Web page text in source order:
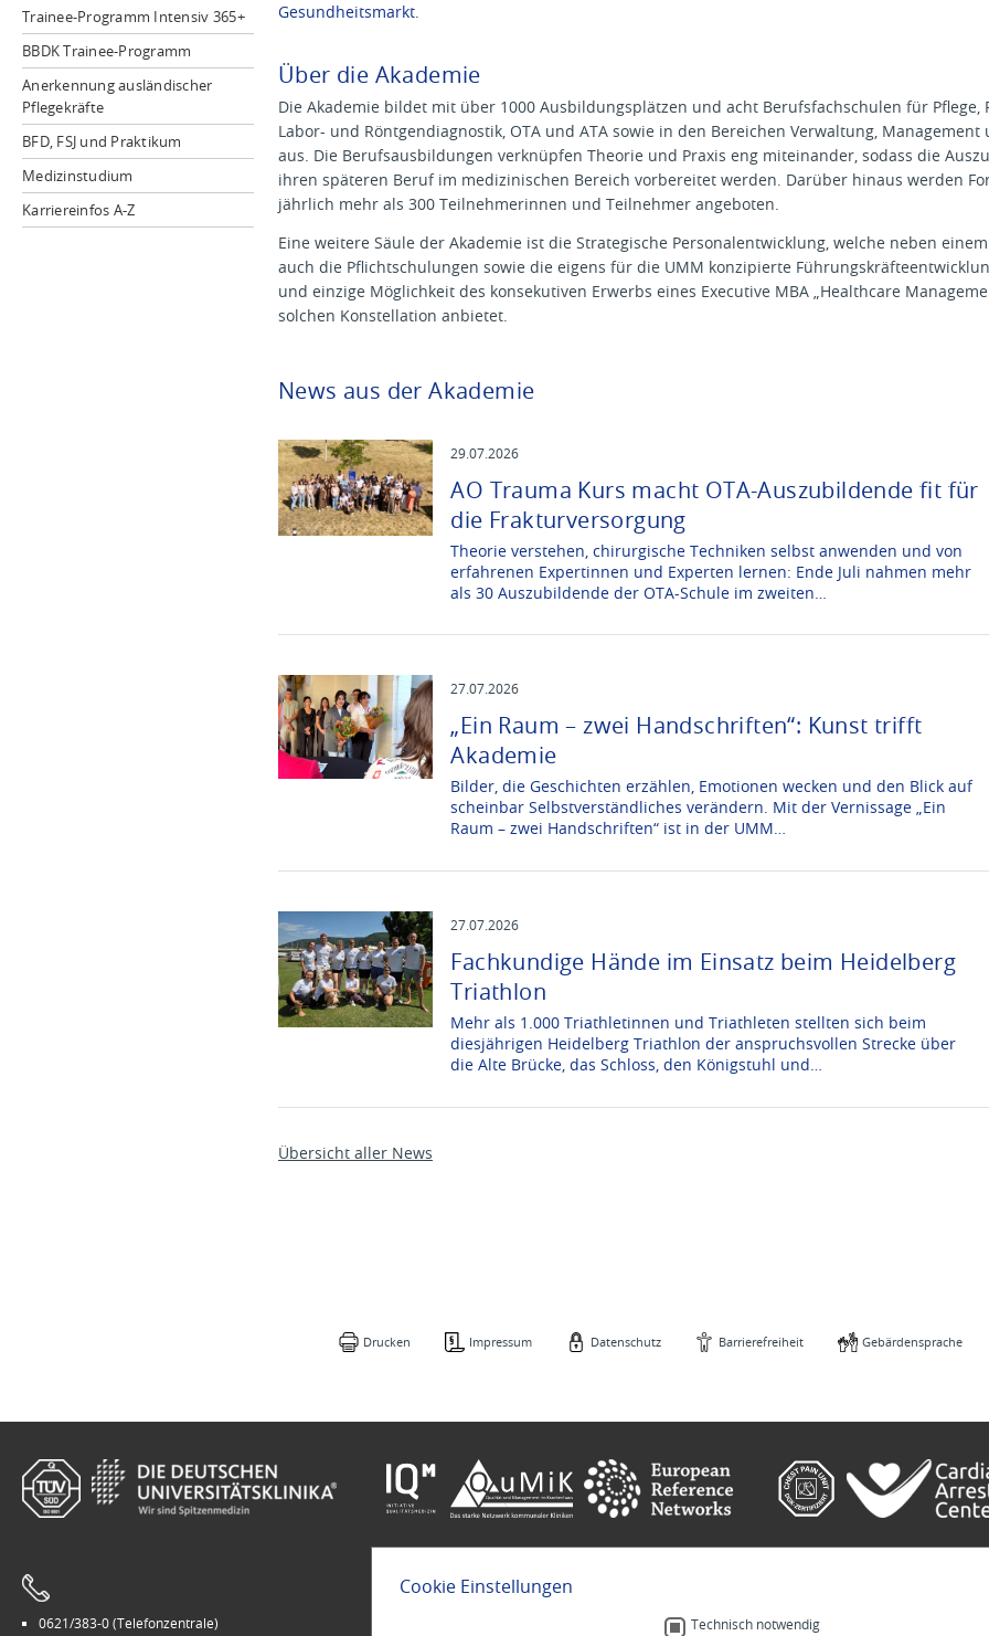
Trainee-Programm Intensiv 365+
BBDK Trainee-Programm
Anerkennung ausländischer
Pflegekräfte
BFD, FSJ und Praktikum
Medizinstudium
Karriereinfos A-Z
Gesundheitsmarkt.
Über die Akademie
Die Akademie bildet mit über 1000 Ausbildungsplätzen und acht Berufsfachschulen für Pflege,
Labor- und Röntgendiagnostik, OTA und ATA sowie in den Bereichen Verwaltung,
aus. Die Berufsausbildungen verknüpfen Theorie und Praxis eng miteinander, sodass die
ihren späteren Beruf im medizinischen Bereich vorbereitet werden. Darüber hinaus werden
jährlich mehr als 300 Teilnehmerinnen und Teilnehmer angeboten.
Eine weitere Säule der Akademie ist die Strategische Personalentwicklung, welche neben
auch die Pflichtschulungen sowie die eigens für die UMM konzipierte
und einzige Möglichkeit des konsekutiven Erwerbs eines Executive MBA „Healthcare
solchen Konstellation anbietet.
News aus der Akademie
29.07.2026
AO Trauma Kurs macht OTA-Auszubildende fit für
die Frakturversorgung
Theorie verstehen, chirurgische Techniken selbst anwenden und von
erfahrenen Expertinnen und Experten lernen: Ende Juli nahmen mehr
als 30 Auszubildende der OTA-Schule im zweiten…
27.07.2026
„Ein Raum – zwei Handschriften“: Kunst trifft
Akademie
Bilder, die Geschichten erzählen, Emotionen wecken und den Blick auf
scheinbar Selbstverständliches verändern. Mit der Vernissage „Ein
Raum – zwei Handschriften“ ist in der UMM…
27.07.2026
Fachkundige Hände im Einsatz beim Heidelberg
Triathlon
Mehr als 1.000 Triathletinnen und Triathleten stellten sich beim
diesjährigen Heidelberg Triathlon der anspruchsvollen Strecke über
die Alte Brücke, das Schloss, den Königstuhl und…
Übersicht aller News
Drucken Impressum Datenschutz Barrierefreiheit Gebärdensprache
0621/383-0 (Telefonzentrale) Gebärdensprache
Cookie Einstellungen
Technisch notwendig